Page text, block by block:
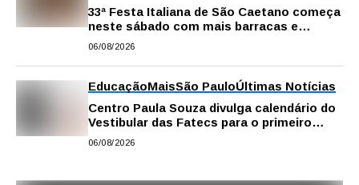
33ª Festa Italiana de São Caetano começa
neste sábado com mais barracas e
novidades em decoração e atrações
06/08/2026
EducaçãoMaisSão PauloÚltimas Notícias
Centro Paula Souza divulga calendário do
Vestibular das Fatecs para o primeiro
semestre de 2027
06/08/2026